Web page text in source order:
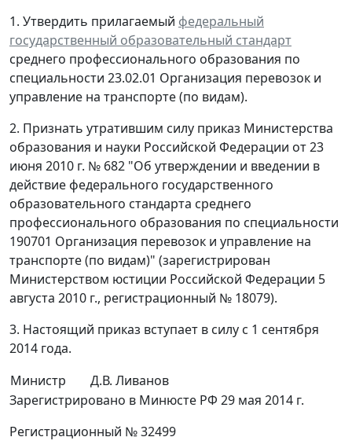
1. Утвердить прилагаемый федеральный
государственный образовательный стандарт
среднего профессионального образования по
специальности 23.02.01 Организация перевозок и
управление на транспорте (по видам).
2. Признать утратившим силу приказ Министерства
образования и науки Российской Федерации от 23
июня 2010 г. № 682 "Об утверждении и введении в
действие федерального государственного
образовательного стандарта среднего
профессионального образования по специальности
190701 Организация перевозок и управление на
транспорте (по видам)" (зарегистрирован
Министерством юстиции Российской Федерации 5
августа 2010 г., регистрационный № 18079).
3. Настоящий приказ вступает в силу с 1 сентября
2014 года.
Министр
Д.В. Ливанов
Зарегистрировано в Минюсте РФ 29 мая 2014 г.
Регистрационный № 32499